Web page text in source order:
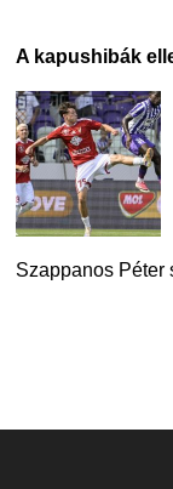
A kapushibák
Szappanos Péter